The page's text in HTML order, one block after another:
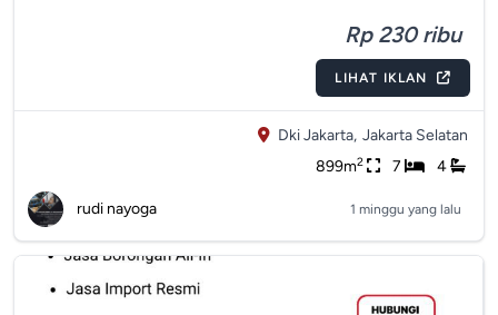
Rp 230 ribu
LIHAT IKLAN
Dki Jakarta, Jakarta Selatan
899m2 7 4
rudi nayoga 1 minggu yang lalu